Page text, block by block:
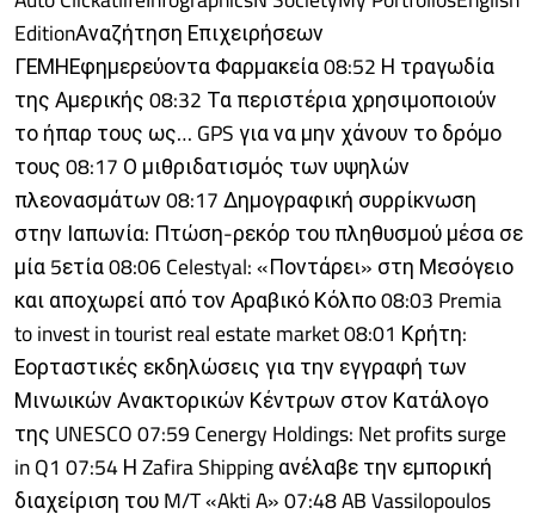
EditionΑναζήτηση Επιχειρήσεων
ΓΕΜΗΕφημερεύοντα Φαρμακεία 08:52 Η τραγωδία
της Αμερικής 08:32 Τα περιστέρια χρησιμοποιούν
το ήπαρ τους ως… GPS για να μην χάνουν το δρόμο
τους 08:17 Ο μιθριδατισμός των υψηλών
πλεονασμάτων 08:17 Δημογραφική συρρίκνωση
στην Ιαπωνία: Πτώση-ρεκόρ του πληθυσμού μέσα σε
μία 5ετία 08:06 Celestyal: «Ποντάρει» στη Μεσόγειο
και αποχωρεί από τον Αραβικό Κόλπο 08:03 Premia
to invest in tourist real estate market 08:01 Κρήτη:
Εορταστικές εκδηλώσεις για την εγγραφή των
Μινωικών Ανακτορικών Κέντρων στον Κατάλογο
της UNESCO 07:59 Cenergy Holdings: Net profits surge
in Q1 07:54 Η Zafira Shipping ανέλαβε την εμπορική
διαχείριση του M/T «Akti A» 07:48 AB Vassilopoulos